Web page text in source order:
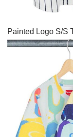
Painted Logo S/S